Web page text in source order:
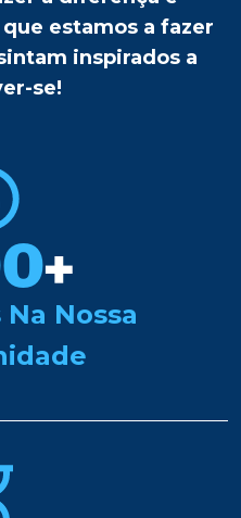
estamos a fazer
inspirados a
se!
+
Nossa